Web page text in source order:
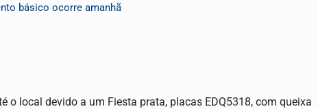
básico ocorre amanhã
o local devido a um Fiesta prata, placas EDQ5318, com queixa